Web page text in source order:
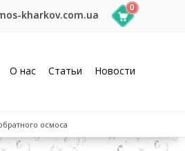
kharkov.com.ua
0
О нас Статьи Новости
осмоса